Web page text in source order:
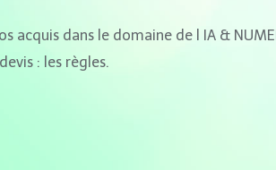
acquis dans le domaine de l IA &
: les règles.